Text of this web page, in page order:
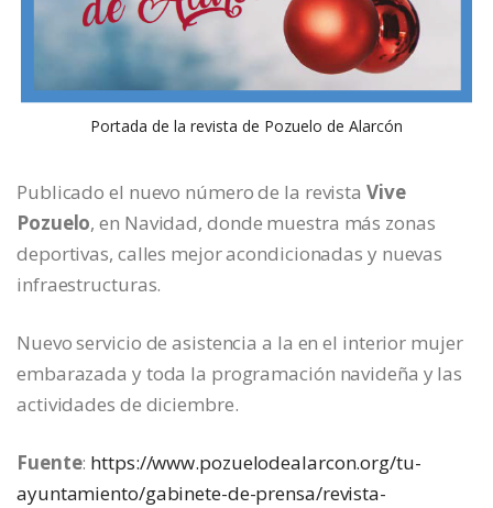
Portada de la revista de Pozuelo de Alarcón
Publicado el nuevo número de la revista Vive
Pozuelo, en Navidad, donde muestra más zonas
deportivas, calles mejor acondicionadas y nuevas
infraestructuras.
Nuevo servicio de asistencia a la en el interior mujer
embarazada y toda la programación navideña y las
actividades de diciembre.
Fuente: https://www.pozuelodealarcon.org/tu-
ayuntamiento/gabinete-de-prensa/revista-